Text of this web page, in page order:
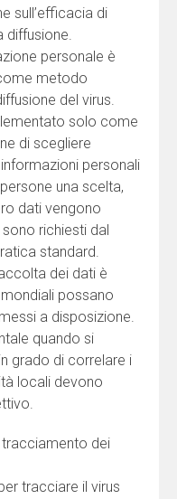
sull’efficacia di
diffusione.
personale è
metodo
del virus.
solo come
di scegliere
personali
una scelta,
dati vengono
richiesti dal
standard.
dei dati è
possano
a disposizione.
quando si
grado di correlare i
locali devono
dei
tracciare il virus